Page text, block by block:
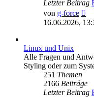
Letzter Beitrag
von g-force
16.06.2026,
Linux und Unix
Alle Fragen und
Styling oder zum
251 Themen
2166 Beiträge
Letzter Beitrag